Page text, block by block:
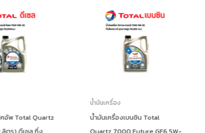
อัพ Total Quartz
น้ำมันเครื่อง
น้ำมันเครื่องเบนซิน Total